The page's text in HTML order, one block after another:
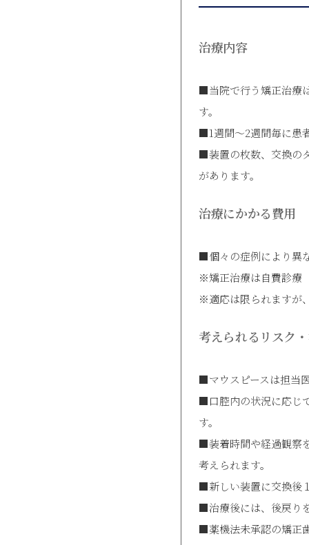
治療内容
■当院で行う矯正治療
す。
■1週間～2週間毎に患
■装置の枚数、交換の
があります。
治療にかかる費用
■個々の症例により異
※矯正治療は自費診療
※適応は限られますが
考えられるリスク
■マウスピースは担当
■口腔内の状況に応じ
す。
■装着時間や経過観察
考えられます。
■新しい装置に交換後
■治療後には、後戻り
■薬機法未承認の矯正